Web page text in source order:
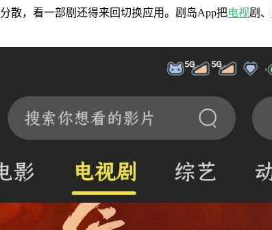
分散，看一部剧还得来回切换应用。剧岛App把电视剧、